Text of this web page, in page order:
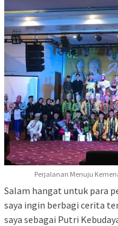
Perjalanan Menuju
Salam hangat untuk para
saya ingin berbagi cerita
saya sebagai Putri